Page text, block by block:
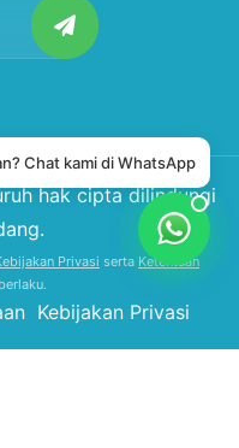
hak cipta dilindungi
Privasi serta Ketentuan
Kebijakan Privasi
Chat kami di WhatsApp